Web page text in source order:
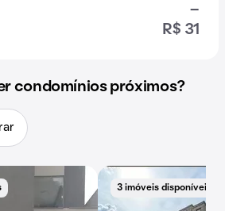
-
R$ 31
condomínios próximos?
3 imóveis disponíveis